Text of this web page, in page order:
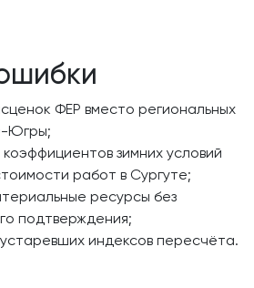
ФЕР вместо региональных
Югры;
зимних условий
работ в Сургуте;
ресурсы без
подтверждения;
индексов пересчёта.